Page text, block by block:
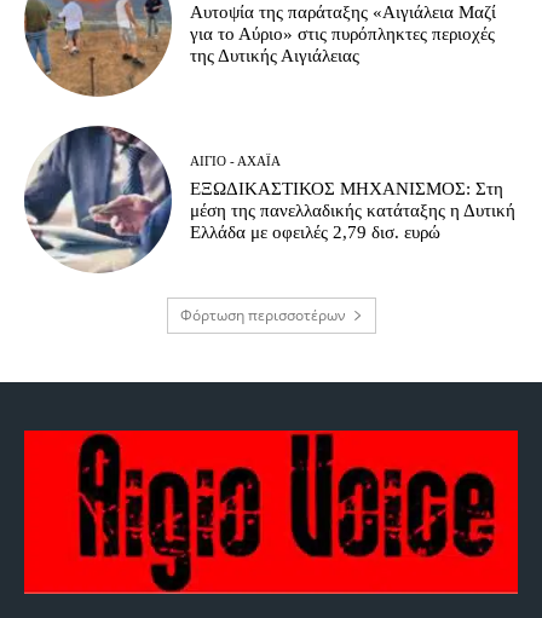
Αυτοψία της παράταξης «Αιγιάλεια Μαζί
για το Αύριο» στις πυρόπληκτες περιοχές
της Δυτικής Αιγιάλειας
ΑΊΓΙΟ - ΑΧΑΪ́Α
ΕΞΩΔΙΚΑΣΤΙΚΟΣ ΜΗΧΑΝΙΣΜΟΣ: Στη
μέση της πανελλαδικής κατάταξης η Δυτική
Ελλάδα με οφειλές 2,79 δισ. ευρώ
Φόρτωση περισσοτέρων